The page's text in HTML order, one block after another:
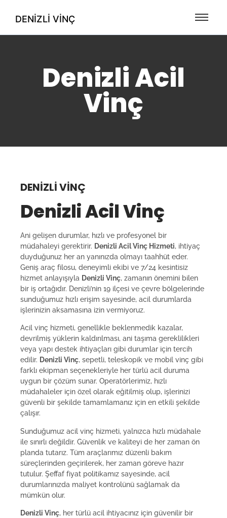
DENIZLI VINÇ
Denizli Acil
Vinç
DENIZLI VINÇ
Denizli Acil Vinç
Ani gelişen durumlar, hızlı ve profesyonel bir
müdahaleyi gerektirir. Denizli Acil Vinç Hizmeti, ihtiyaç
duyduğunuz her an yanınızda olmayı taahhüt eder.
Geniş araç filosu, deneyimli ekibi ve 7/24 kesintisiz
hizmet anlayışıyla Denizli Vinç, zamanın önemini bilen
bir iş ortağıdır. Denizli’nin 19 ilçesi ve çevre bölgelerinde
sunduğumuz hızlı erişim sayesinde, acil durumlarda
işlerinizin aksamasına izin vermiyoruz.
Acil vinç hizmeti, genellikle beklenmedik kazalar,
devrilmiş yüklerin kaldırılması, ani taşıma gereklilikleri
veya yapı destek ihtiyaçları gibi durumlar için tercih
edilir. Denizli Vinç, sepetli, teleskopik ve mobil vinç gibi
farklı ekipman seçenekleriyle her türlü acil duruma
uygun bir çözüm sunar. Operatörlerimiz, hızlı
müdahaleler için özel olarak eğitilmiş olup, işlerinizi
güvenli bir şekilde tamamlamanız için en etkili şekilde
çalışır.
Sunduğumuz acil vinç hizmeti, yalnızca hızlı müdahale
ile sınırlı değildir. Güvenlik ve kaliteyi de her zaman ön
planda tutarız. Tüm araçlarımız düzenli bakım
süreçlerinden geçirilerek, her zaman göreve hazır
tutulur. Şeffaf fiyat politikamız sayesinde, acil
durumlarınızda maliyet kontrolünü sağlamak da
mümkün olur.
Denizli Vinç, her türlü acil ihtiyacınız için güvenilir bir